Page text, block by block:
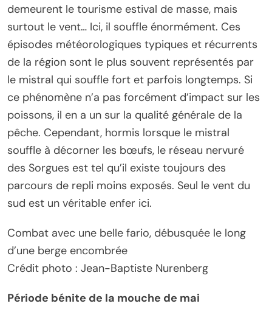
demeurent le tourisme estival de masse, mais
surtout le vent… Ici, il souffle énormément. Ces
épisodes météorologiques typiques et récurrents
de la région sont le plus souvent représentés par
le mistral qui souffle fort et parfois longtemps. Si
ce phénomène n’a pas forcément d’impact sur les
poissons, il en a un sur la qualité générale de la
pêche. Cependant, hormis lorsque le mistral
souffle à décorner les bœufs, le réseau nervuré
des Sorgues est tel qu’il existe toujours des
parcours de repli moins exposés. Seul le vent du
sud est un véritable enfer ici.
Combat avec une belle fario, débusquée le long
d’une berge encombrée
Crédit photo : Jean-Baptiste Nurenberg
Période bénite de la mouche de mai